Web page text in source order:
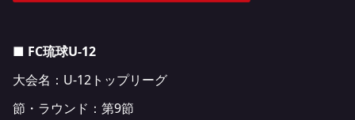
■ FC琉球U-12
大会名：U-12トップリーグ
節・ラウンド：第9節